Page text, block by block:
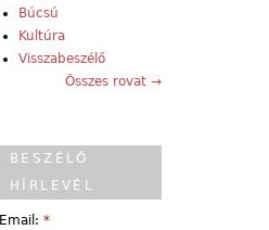
Búcsú
Kultúra
Visszabeszélő
Összes rovat →
BESZÉLŐ
HÍRLEVÉL
Email: *